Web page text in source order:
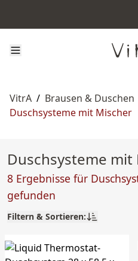
VitrA / Brausen & Duschen
Duschsysteme mit Mischer
Duschsysteme mit
8 Ergebnisse für
gefunden
Filtern & Sortieren: